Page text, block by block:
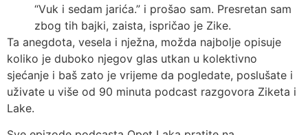
“Vuk i sedam jarića.” i prošao sam. Presretan sam
zbog tih bajki, zaista, ispričao je Zike.
Ta anegdota, vesela i nježna, možda najbolje opisuje
koliko je duboko njegov glas utkan u kolektivno
sjećanje i baš zato je vrijeme da pogledate, poslušate i
uživate u više od 90 minuta podcast razgovora Ziketa i
Lake.